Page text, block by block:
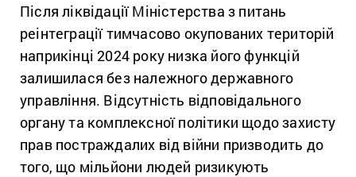
Після ліквідації Міністерства з питань
реінтеграції тимчасово окупованих територій
наприкінці 2024 року низка його функцій
залишилася без належного державного
управління. Відсутність відповідального
органу та комплексної політики щодо захисту
прав постраждалих від війни призводить до
того, що мільйони людей ризикують